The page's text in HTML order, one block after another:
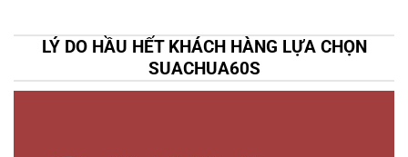
LÝ DO HẦU HẾT KHÁCH HÀNG LỰA CHỌN
SUACHUA60S